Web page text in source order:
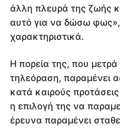
άλλη πλευρά της ζωής
αυτό για να δώσω
χαρακτηριστικά.
Η πορεία της, που
τηλεόραση, παραμένει
κατά καιρούς
η επιλογή της να
έρευνα παραμένει